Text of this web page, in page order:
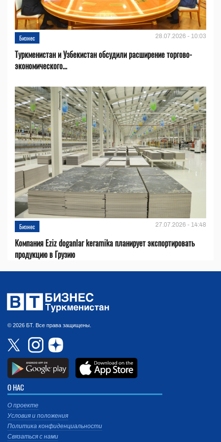
Бизнес 28.07.2026 - 10:03
Туркменистан и Узбекистан обсудили расширение торгово-
экономического...
Бизнес 27.07.2026 - 14:48
Компания Eziz doganlar keramika планирует экспортировать
продукцию в Грузию
© 2026 БТ. Все права защищены.
О НАС
О проекте
Условия и положения
Политика конфиденциальности
Связаться с нами